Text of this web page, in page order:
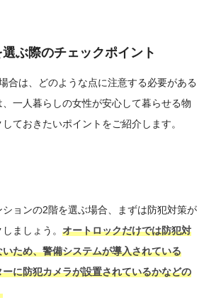
ぶ際のチェックポイント
合は、どのような点に注意する必要がある
一人暮らしの女性が安心して暮らせる物
ておきたいポイントをご紹介します。
ョンの2階を選ぶ場合、まずは防犯対策が
ましょう。 オートロックだけでは防犯対
ため、警備システムが導入されている
に防犯カメラが設置されているかなどの